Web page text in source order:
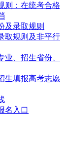
则：在统考合格
及录取规则
取规则及非平行
、招生省份、
生填报高考志愿
名入口